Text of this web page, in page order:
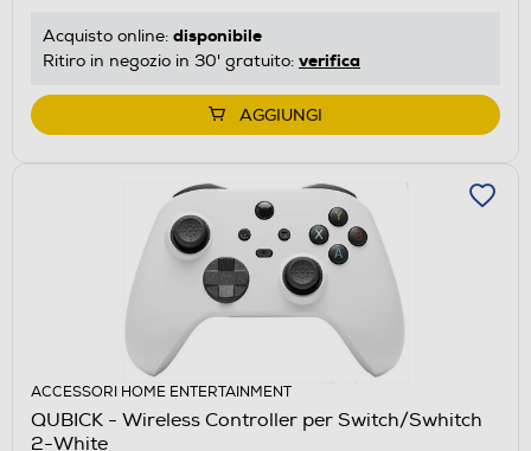
Acquisto online: disponibile
Ritiro in negozio in 30' gratuito: verifica
AGGIUNGI
ACCESSORI HOME ENTERTAINMENT
QUBICK - Wireless Controller per Switch/Swhitch
2-White